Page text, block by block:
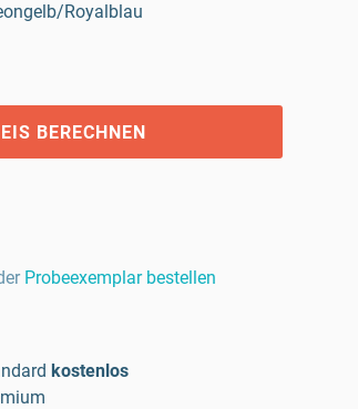
Royalblau
BERECHNEN
Probeexemplar bestellen
kostenlos